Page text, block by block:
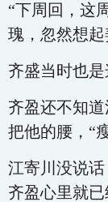
“下周回，这
瑰，忽然想起
齐盛当时也
齐盈还不知
把他的腰，“
江寄川没说
齐盈心里就已